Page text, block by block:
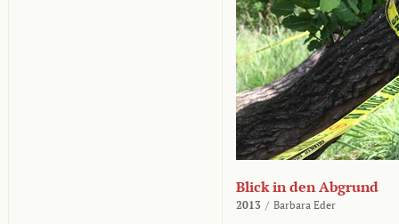
Blick in den Abgrund
2013 / Barbara Eder